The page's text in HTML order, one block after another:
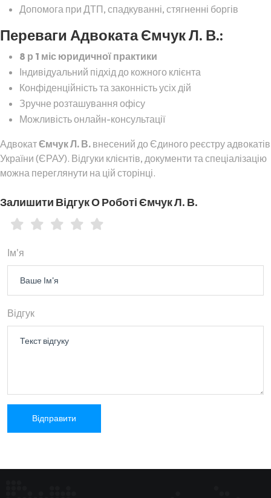
Допомога при ДТП, спадкуванні, стягненні боргів
Переваги Адвоката Ємчук Л. В.:
8 р 1 міс юридичної практики
Індивідуальний підхід до кожного клієнта
Конфіденційність та законність усіх дій
Зручне розташування офісу
Можливість онлайн-консультації
АдвокатЄмчук Л. В. внесений до Єдиного реєстру адвокатів
України (ЄРАУ). Відгуки клієнтів, документи та спеціалізацію
можна переглянути на цій сторінці.
Залишити Відгук О Роботі Ємчук Л. В.
Ім'я
Відгук